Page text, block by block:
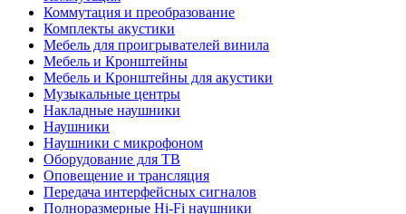
Коммутация и преобразование
Комплекты акустики
Мебель для проигрывателей винила
Мебель и Кронштейны
Мебель и Кронштейны для акустики
Музыкальные центры
Накладные наушники
Наушники
Наушники с микрофоном
Оборудование для ТВ
Оповещение и трансляция
Передача интерфейсных сигналов
Полноразмерные Hi-Fi наушники